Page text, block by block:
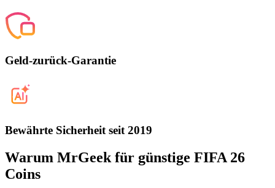
Geld-zurück-Garantie
Bewährte Sicherheit seit 2019
Warum MrGeek für günstige FIFA 26
Coins